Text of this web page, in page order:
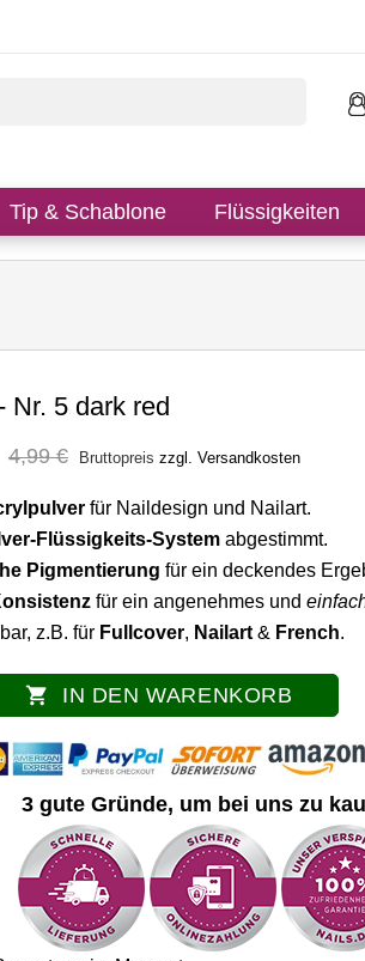
Tip & Schablone Flüssigkeiten
Nr. 5 dark red
4,99 € Bruttopreis zzgl. Versandkosten
für Naildesign und Nailart.
Flüssigkeits-System abgestimmt.
Pigmentierung für ein deckendes
für ein angenehmes und
z.B. für Fullcover, Nailart & French.
 IN DEN WARENKORB
3 gute Gründe, um bei uns zu